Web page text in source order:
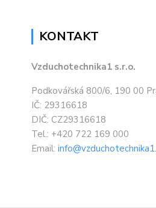
KONTAKT
Vzduchotechnika1 s.r.o.
Podkovářská 800/6, 190 00
IČ: 29316618
DIČ: CZ29316618
Tel.: +420 722 169 000
Email: